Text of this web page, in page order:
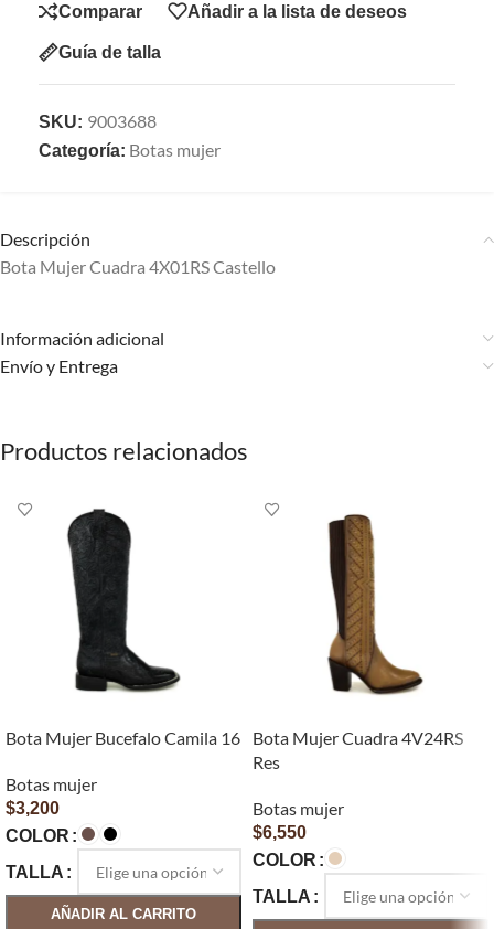
Comparar Añadir a la lista de deseos
Guía de talla
SKU: 9003688
Categoría: Botas mujer
Descripción
Bota Mujer Cuadra 4X01RS Castello
Información adicional
Envío y Entrega
Productos relacionados
Bota Mujer Bucefalo Camila 16
Botas mujer
$3,200
COLOR
TALLA
AÑADIR AL CARRITO
Bota Mujer Cuadra 4V24RS
Res
Botas mujer
$6,550
COLOR
TALLA